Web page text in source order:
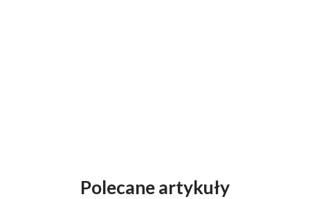
Polecane artykuły